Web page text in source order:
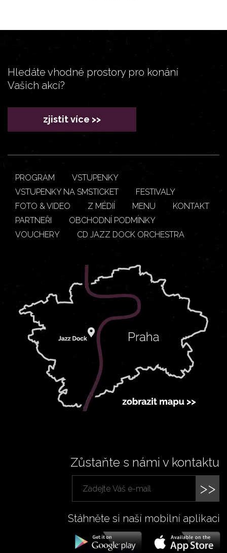
Hledáte vhodné prostory pro konání
Vašich akcí?
zjistit více >>
PROGRAM
VSTUPENKY
VSTUPENKY NA SMSTICKET
FESTIVALY
FOTO & VIDEO
Z MÉDIÍ MENU
KONTAKT
PARTNEŘI
OBCHODNÍ PODMÍNKY
VOUCHERY
CD JAZZ DOCK ORCHESTRA
Zůstaňte s námi v kontaktu
>>
Stáhněte si naší mobilní aplikaci